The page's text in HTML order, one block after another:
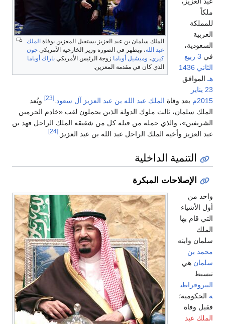
الملك سلمان بن عبد العزيز يستقبل المعزين بوفاة الملك
عبد الله، ويظهر في الصورة وزير الخارجية الأمريكي جون
كيري، وميشيل أوباما زوجة الرئيس الأمريكي باراك أوباما
الذي كان في مقدمة المعزين.
ملكاً
للمملكة
العربية
السعودية،
في
3 ربيع
الثاني 1436
هـ الموافق
23 يناير
2015م
بعد وفاة الملك عبد الله بن عبد العزيز آل سعود [23]
ويُعد
الملك سلمان، ثالث ملوك الدولة الذين يحملون لقب «خادم الحرمين
الشريفين»، والذي حمله من قبله كل من شقيقه الملك الراحل فهد بن
عبد العزيز وأخيه الملك الراحل عبد الله بن عبد العزيز.
[24]
التنمية الداخلية
الإصلاحات المبكرة
واحد من
أول الأشياء
التي قام بها
الملك
سلمان وابنه
محمد بن
سلمان هي
تبسيط
البيروقراطي
ة الحكومية؛
فقبل وفاة
الملك عبد